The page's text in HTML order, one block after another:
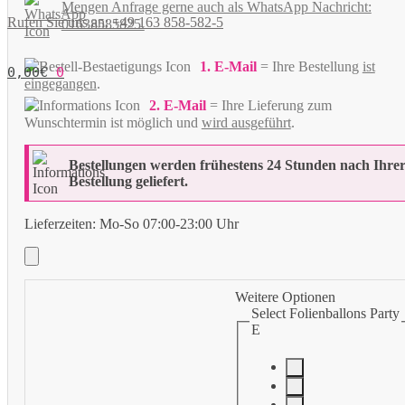
Rufen Sie uns an: +49 163 858-582-5
0,00€ 0
Mengen Anfrage gerne auch als WhatsApp Nachricht:
01638585825.
1. E-Mail= Ihre Bestellung ist
eingegangen.
2. E-Mail= Ihre Lieferung zum
Wunschtermin ist möglich und wird ausgeführt.
Bestellungen werden frühestens 24 Stunden nach
Bestellung geliefert.
Lieferzeiten: Mo-So 07:00-23:00 Uhr
Weitere Optionen
Select Folienballons Party
E